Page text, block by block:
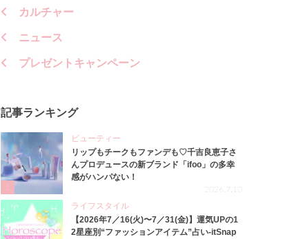
カルチャー
ニュース
プレゼントキャンペーン
記事ランキング
ビューティー
リップもチークもファンデも♡千吉良恵子さ
んプロデュースの新ブランド「ifoo」の多幸
感がハンパない！
2026.7.10
ライフスタイル
【2026年7／16(火)〜7／31(金)】運気UPの1
2星座別“ファッションアイテム”占い-itSnap